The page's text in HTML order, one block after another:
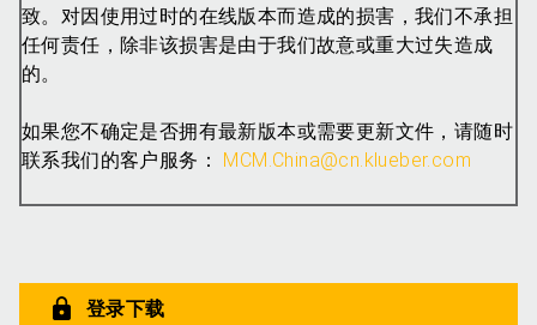
致。对因使用过时的在线版本而造成的损害，我们不承担
任何责任，除非该损害是由于我们故意或重大过失造成
的。
如果您不确定是否拥有最新版本或需要更新文件，请随时
联系我们的客户服务： MCM.China@cn.klueber.com
登录下载